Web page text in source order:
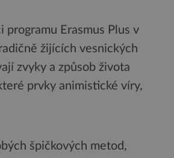
programu Erasmus Plus v
žijících vesnických
zvyky a způsob života
prvky animistické víry,
špičkových metod,